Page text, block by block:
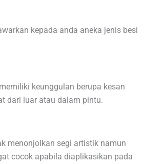
kepada anda aneka jenis besi
keunggulan berupa kesan
dari luar atau dalam pintu.
menonjolkan segi artistik namun
cocok apabila diaplikasikan pada